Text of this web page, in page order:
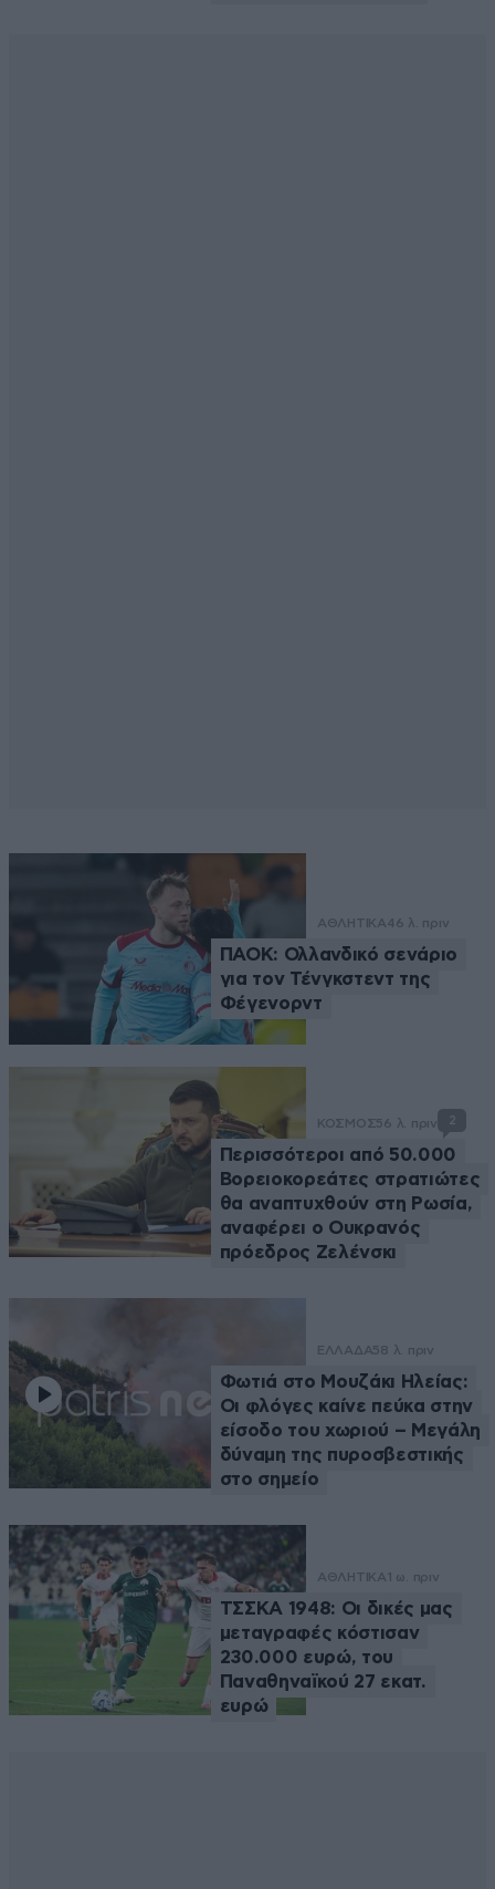
ΑΘΛΗΤΙΚΑ46 λ. πριν
ΠΑΟΚ: Ολλανδικό σενάριο
για τον Τένγκστεντ της
Φέγενορντ
ΚΟΣΜΟΣ56 λ. πριν 2
Περισσότεροι από 50.000
Βορειοκορεάτες στρατιώτες
θα αναπτυχθούν στη Ρωσία,
αναφέρει ο Ουκρανός
πρόεδρος Ζελένσκι
ΕΛΛΑΔΑ58 λ. πριν
Φωτιά στο Μουζάκι Ηλείας:
Οι φλόγες καίνε πεύκα στην
είσοδο του χωριού – Μεγάλη
δύναμη της πυροσβεστικής
στο σημείο
ΑΘΛΗΤΙΚΑ 1 ω. πριν
ΤΣΣΚΑ 1948: Οι δικές μας
μεταγραφές κόστισαν
230.000 ευρώ, του
Παναθηναϊκού 27 εκατ.
ευρώ